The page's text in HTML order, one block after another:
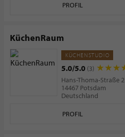
PROFIL
KüchenRaum
KÜCHENSTUDIO
5.0/5.0 (3)
Hans-Thoma-Straße 2
14467 Potsdam
Deutschland
PROFIL